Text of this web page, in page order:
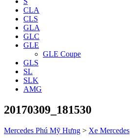
CLA
CLS
GLA
GLC
GLE
GLE Coupe
GLS
SL
SLK
AMG
20170309_181530
Mercedes Phú Mỹ Hưng > Xe Mercedes